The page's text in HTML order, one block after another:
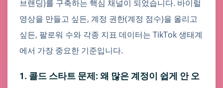
브랜딩)를 구축하는 핵심 채널이 되었습니다. 바이럴
영상을 만들고 싶든, 계정 권한(계정 점수)을 올리고
싶든, 팔로워 수와 각종 지표 데이터는 TikTok 생태계
에서 가장 중요한 기준입니다.
1. 콜드 스타트 문제: 왜 많은 계정이 쉽게 안 오